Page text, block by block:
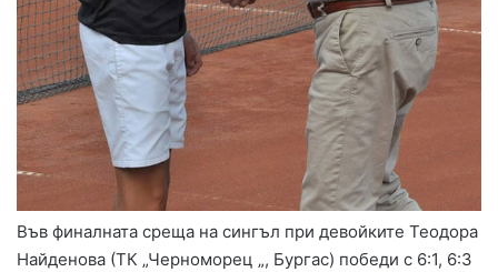
Във финалната среща на сингъл при девойките Теодора
Найденова (ТК „Черноморец „, Бургас) победи с 6:1, 6:3